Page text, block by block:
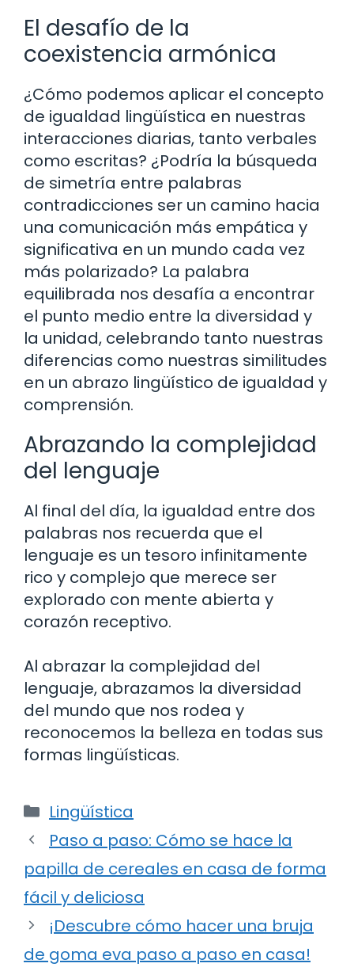
El desafío de la
coexistencia armónica
¿Cómo podemos aplicar el concepto
de igualdad lingüística en nuestras
interacciones diarias, tanto verbales
como escritas? ¿Podría la búsqueda
de simetría entre palabras
contradicciones ser un camino hacia
una comunicación más empática y
significativa en un mundo cada vez
más polarizado? La palabra
equilibrada nos desafía a encontrar
el punto medio entre la diversidad y
la unidad, celebrando tanto nuestras
diferencias como nuestras similitudes
en un abrazo lingüístico de igualdad y
comprensión.
Abrazando la complejidad
del lenguaje
Al final del día, la igualdad entre dos
palabras nos recuerda que el
lenguaje es un tesoro infinitamente
rico y complejo que merece ser
explorado con mente abierta y
corazón receptivo.
Al abrazar la complejidad del
lenguaje, abrazamos la diversidad
del mundo que nos rodea y
reconocemos la belleza en todas sus
formas lingüísticas.
Categorías
Lingüística
Paso a paso: Cómo se hace la
papilla de cereales en casa de forma
fácil y deliciosa
¡Descubre cómo hacer una bruja
de goma eva paso a paso en casa!